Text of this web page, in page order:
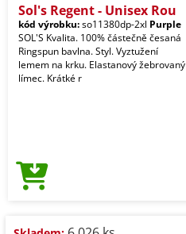
Sol's Regent - Unisex Rou
kód výrobku:so11380dp-2xl Purple
SOL'S Kvalita. 100% částečně česaná
Ringspun bavlna. Styl. Vyztužení
lemem na krku. Elastanový žebrovaný
límec. Krátké r